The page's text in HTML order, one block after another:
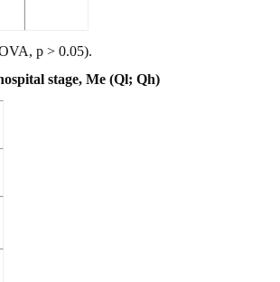
p > 0.05).
stage, Me (Ql; Qh)